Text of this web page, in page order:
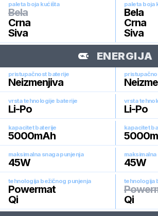
paleta boja kućišta
Bela
Crna
Siva
paleta boja
Bela
Crna
Siva
ENERGIJA
pristupačnost baterije
Neizmenjiva
vrsta tehnologije baterije
Li-Po
vrsta
Li-Po
kapacitet baterije
5000mAh
kapacitet
5000
maksimalna snaga punjenja
45W 45W
tehnologija bežičnog punjenja
Powermat
Qi
tehnologija
Qi